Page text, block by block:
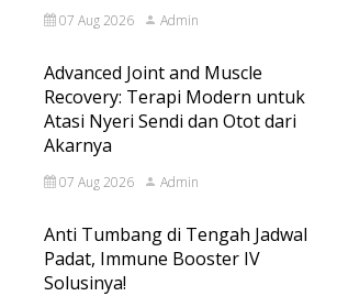
07 Aug 2026 Admin
Advanced Joint and Muscle
Recovery: Terapi Modern untuk
Atasi Nyeri Sendi dan Otot dari
Akarnya
07 Aug 2026 Admin
Anti Tumbang di Tengah Jadwal
Padat, Immune Booster IV
Solusinya!